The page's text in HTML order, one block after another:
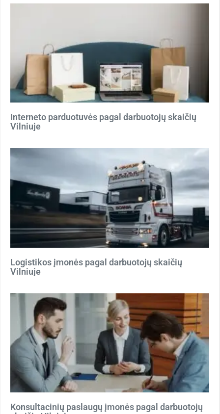
Interneto parduotuvės pagal darbuotojų skaičių
Vilniuje
Logistikos įmonės pagal darbuotojų skaičių
Vilniuje
Konsultacinių paslaugų įmonės pagal darbuotojų